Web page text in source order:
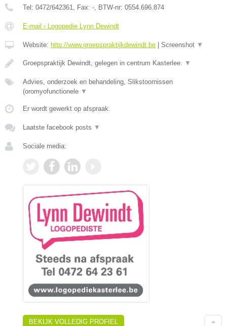
Tel: 0472/642361 , Fax: - , BTW-nr: 0554.696.874
E-mail › Logopedie Lynn Dewindt
Website: http://www.groepspraktijkdewindt.be | Screenshot ▼
Groepspraktijk Dewindt, gelegen in centrum Kasterlee. ▼
Advies, onderzoek en behandeling, Slikstoornissen
(oromyofunctionele ▼
Er wordt gewerkt op afspraak.
Laatste facebook posts ▼
Sociale media:
BEKIJK VOLLEDIG PROFIEL